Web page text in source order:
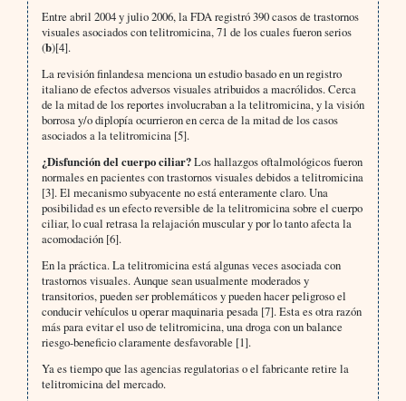
Entre abril 2004 y julio 2006, la FDA registró 390 casos de trastornos
visuales asociados con telitromicina, 71 de los cuales fueron serios
(b)[4].
La revisión finlandesa menciona un estudio basado en un registro
italiano de efectos adversos visuales atribuidos a macrólidos. Cerca
de la mitad de los reportes involucraban a la telitromicina, y la visión
borrosa y/o diplopía ocurrieron en cerca de la mitad de los casos
asociados a la telitromicina [5].
¿Disfunción del cuerpo ciliar?Los hallazgos oftalmológicos fueron
normales en pacientes con trastornos visuales debidos a telitromicina
[3]. El mecanismo subyacente no está enteramente claro. Una
posibilidad es un efecto reversible de la telitromicina sobre el cuerpo
ciliar, lo cual retrasa la relajación muscular y por lo tanto afecta la
acomodación [6].
En la práctica. La telitromicina está algunas veces asociada con
trastornos visuales. Aunque sean usualmente moderados y
transitorios, pueden ser problemáticos y pueden hacer peligroso el
conducir vehículos u operar maquinaria pesada [7]. Esta es otra razón
más para evitar el uso de telitromicina, una droga con un balance
riesgo-beneficio claramente desfavorable [1].
Ya es tiempo que las agencias regulatorias o el fabricante retire la
telitromicina del mercado.